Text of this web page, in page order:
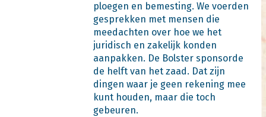
ploegen en bemesting. We voerden
gesprekken met mensen die
meedachten over hoe we het
juridisch en zakelijk konden
aanpakken. De Bolster sponsorde
de helft van het zaad. Dat zijn
dingen waar je geen rekening mee
kunt houden, maar die toch
gebeuren.